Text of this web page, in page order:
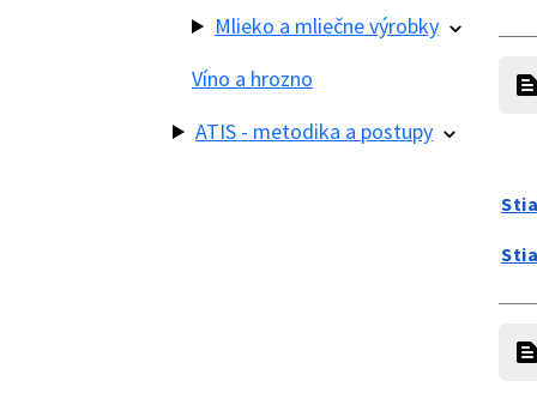
Mlieko a mliečne výrobky
Víno a hrozno
ATIS - metodika a postupy